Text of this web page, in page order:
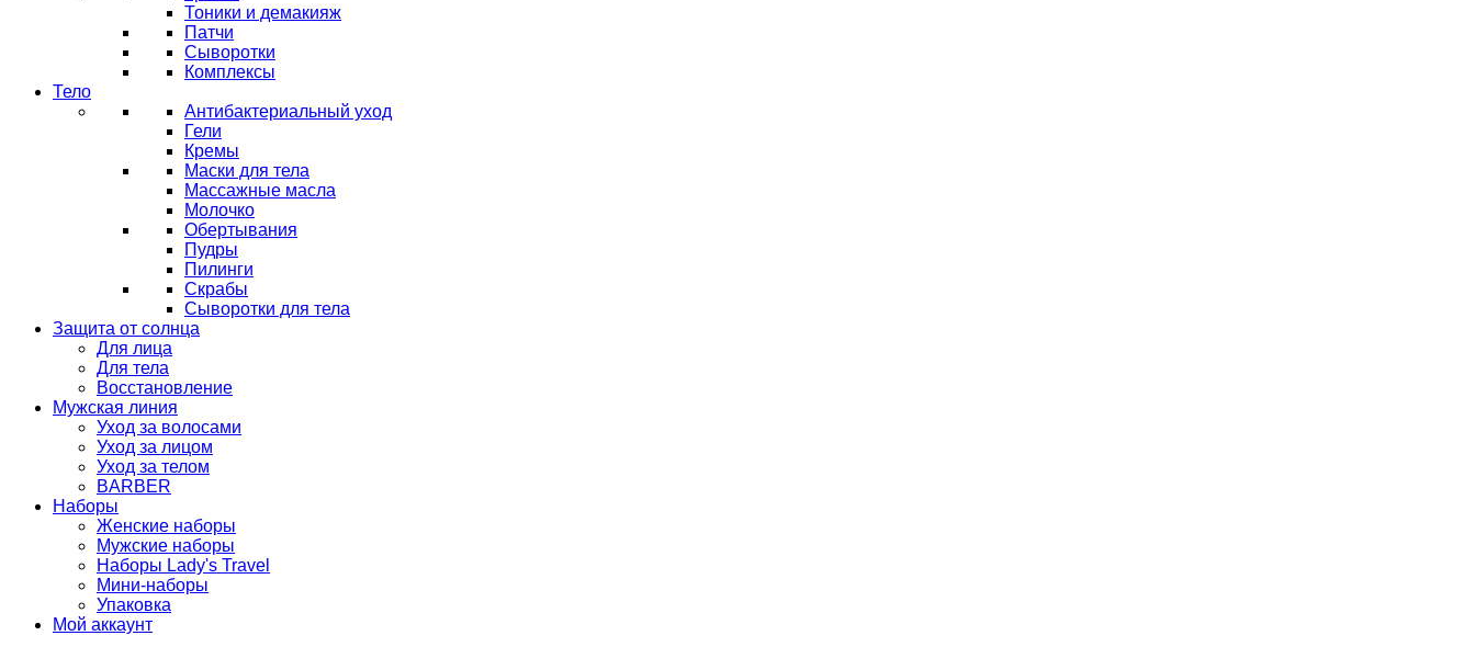
Тоники и демакияж
Патчи
Сыворотки
Комплексы
Тело
Антибактериальный уход
Гели
Кремы
Маски для тела
Массажные масла
Молочко
Обертывания
Пудры
Пилинги
Скрабы
Сыворотки для тела
Защита от солнца
Для лица
Для тела
Восстановление
Мужская линия
Уход за волосами
Уход за лицом
Уход за телом
BARBER
Наборы
Женские наборы
Мужские наборы
Наборы Lady's Travel
Мини-наборы
Упаковка
Мой аккаунт